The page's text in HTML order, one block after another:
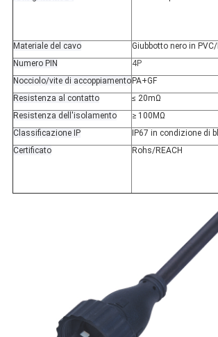
Materiale del cavo
Giubbotto nero in
Numero PIN
4P
Nocciolo/vite di accoppiamento PA+GF
Resistenza al contatto
≤ 20mΩ
Resistenza dell'isolamento
≥ 100MΩ
Classificazione IP
IP67 in condizione di
Certificato
Rohs/REACH